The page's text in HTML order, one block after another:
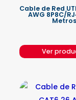
Cable de Red
AWG 8P8C/
Metros
Ver